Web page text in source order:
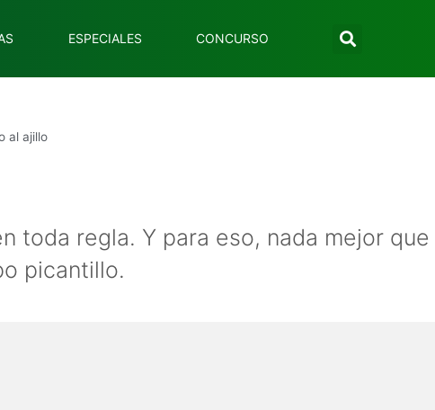
ESPECIALES CONCURSO
al ajillo
toda regla. Y para eso, nada mejor que
picantillo.